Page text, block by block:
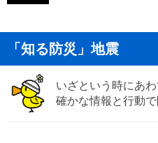
「知る防災」地震
いざという時にあ
確かな情報と行動